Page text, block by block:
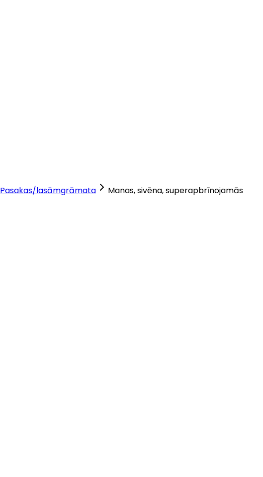
Pasakas/lasāmgrāmata
Manas, sivēna, superapbrīnojamās